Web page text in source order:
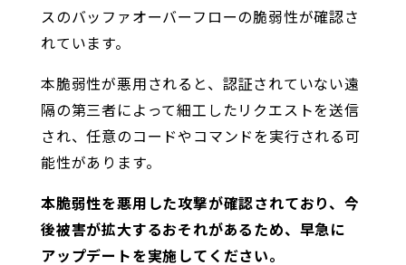
スのバッファオーバーフローの脆弱性が確認さ
れています。
本脆弱性が悪用されると、認証されていない遠
隔の第三者によって細工したリクエストを送信
され、任意のコードやコマンドを実行される可
能性があります。
本脆弱性を悪用した攻撃が確認されており、今
後被害が拡大するおそれがあるため、早急に
アップデートを実施してください。